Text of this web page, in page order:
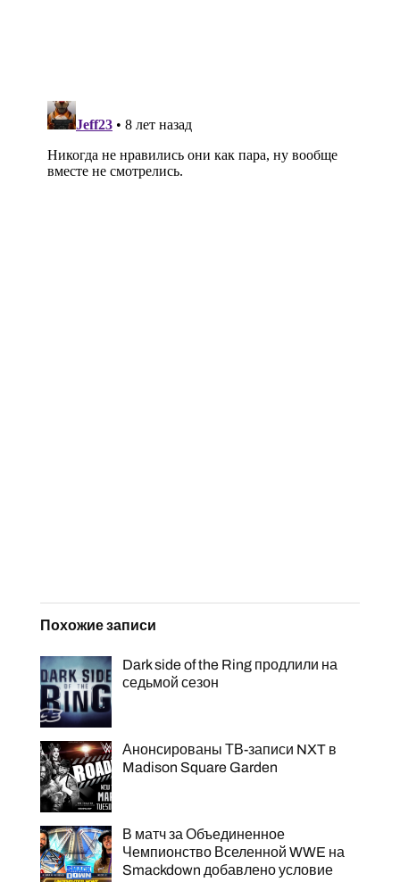
Похожие записи
Dark side of the Ring продлили на
седьмой сезон
Анонсированы ТВ-записи NXT в
Madison Square Garden
В матч за Объединенное
Чемпионство Вселенной WWE на
Smackdown добавлено условие